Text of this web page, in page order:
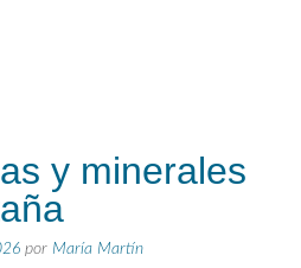
y minerales
por María Martín